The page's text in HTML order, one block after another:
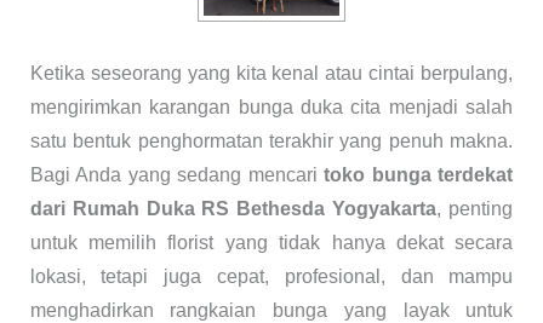
Ketika seseorang yang kita kenal atau cintai berpulang,
mengirimkan karangan bunga duka cita menjadi salah
satu bentuk penghormatan terakhir yang penuh makna.
Bagi Anda yang sedang mencaritoko bunga terdekat
dari Rumah Duka RS Bethesda Yogyakarta, penting
untuk memilih florist yang tidak hanya dekat secara
lokasi, tetapi juga cepat, profesional, dan mampu
menghadirkan rangkaian bunga yang layak untuk